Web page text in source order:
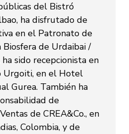
del Bistró
ha disfrutado de
en el Patronato de
Biosfera de Urdaibai /
ha sido recepcionista en
Urgoiti, en el Hotel
Gurea. También ha
de
de CREA&Co., en
Colombia, y de